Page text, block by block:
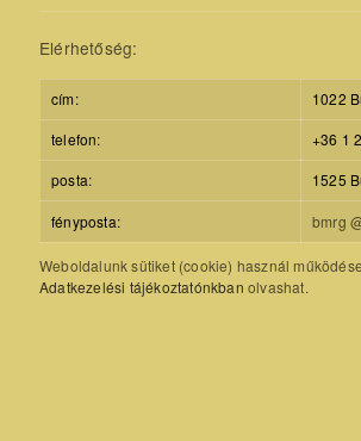
Elérhetőség:
cím:
1022
telefon:
+36 1
posta:
1525
fényposta: bmrg
Weboldalunk sütiket (cookie) használ
Adatkezelési tájékoztatónkban olvashat.